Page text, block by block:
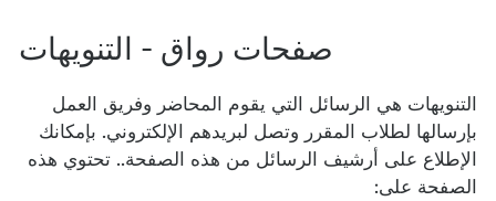
صفحات رواق - التنويهات
التنويهات هي الرسائل التي يقوم المحاضر وفريق العمل
بإرسالها لطلاب المقرر وتصل لبريدهم الإلكتروني. بإمكانك
الإطلاع على أرشيف الرسائل من هذه الصفحة.. تحتوي هذه
الصفحة على: